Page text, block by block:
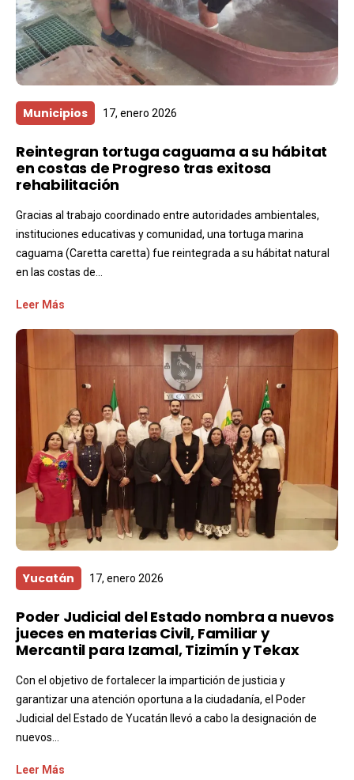
Municipios 17, enero 2026
Reintegran tortuga caguama a su hábitat
en costas de Progreso tras exitosa
rehabilitación
Gracias al trabajo coordinado entre autoridades ambientales,
instituciones educativas y comunidad, una tortuga marina
caguama (Caretta caretta) fue reintegrada a su hábitat natural
en las costas de...
Leer Más
Yucatán 17, enero 2026
Poder Judicial del Estado nombra a nuevos
jueces en materias Civil, Familiar y
Mercantil para Izamal, Tizimín y Tekax
Con el objetivo de fortalecer la impartición de justicia y
garantizar una atención oportuna a la ciudadanía, el Poder
Judicial del Estado de Yucatán llevó a cabo la designación de
nuevos...
Leer Más